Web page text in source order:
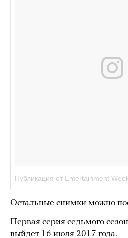
Остальные снимки можно
Первая серия седьмого
выйдет 16 июля 2017 года.